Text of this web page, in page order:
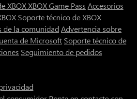
XBOXXBOX Game Pass Accesorios
Soporte técnico de XBOX
de la comunidad Advertencia sobre
de Microsoft Soporte técnico de
Seguimiento de pedidos